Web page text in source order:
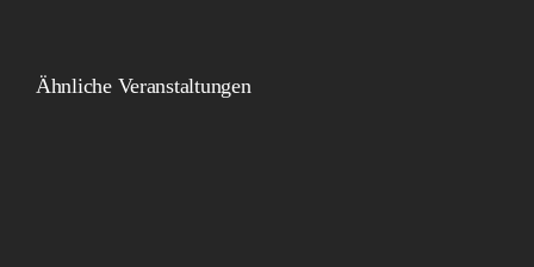
Ähnliche Veranstaltungen